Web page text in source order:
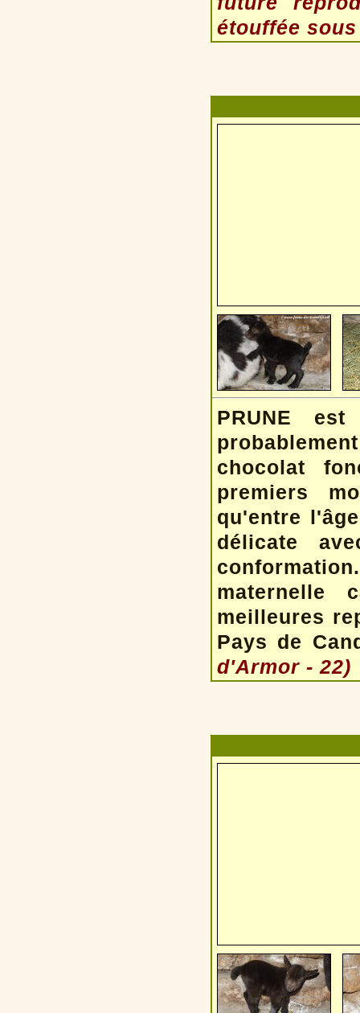
étouffée
PRUNE
chocolat
premiers
qu'entre
délicate
maternelle
meilleures
Pays de
d'Armor - 22)